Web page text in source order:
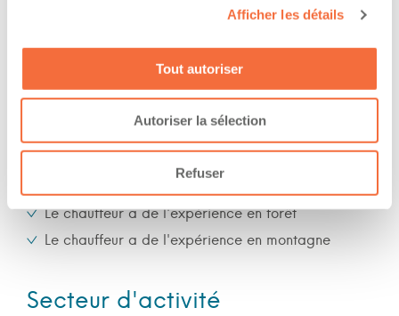
Afficher les détails
Tout autoriser
Autoriser la sélection
Refuser
Nuit
Expérience
Le chauffeur a de l'expérience en forêt
Le chauffeur a de l'expérience en montagne
Secteur d'activité